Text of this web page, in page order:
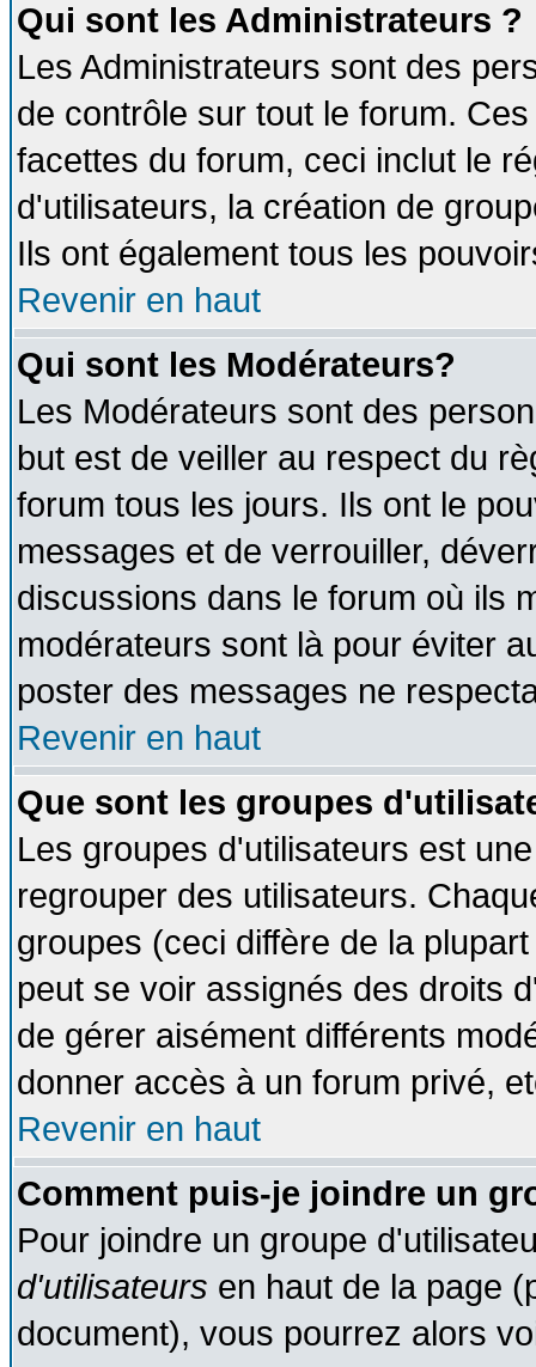
Qui sont les Administrateurs ?
Les Administrateurs sont des
de contrôle sur tout le forum.
facettes du forum, ceci inclut le
d'utilisateurs, la création de
Ils ont également tous les
Revenir en haut
Qui sont les Modérateurs?
Les Modérateurs sont des
but est de veiller au respect du
forum tous les jours. Ils ont le
messages et de verrouiller,
discussions dans le forum où ils
modérateurs sont là pour éviter
poster des messages ne
Revenir en haut
Que sont les groupes
Les groupes d'utilisateurs est
regrouper des utilisateurs.
groupes (ceci diffère de la
peut se voir assignés des droits
de gérer aisément différents
donner accès à un forum privé,
Revenir en haut
Comment puis-je joindre un
Pour joindre un groupe
d'utilisateurs en haut de la page
document), vous pourrez alors